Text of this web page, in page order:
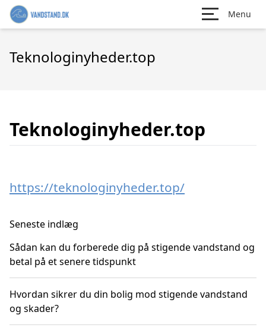
Menu
Teknologinyheder.top
Teknologinyheder.top
https://teknologinyheder.top/
Seneste indlæg
Sådan kan du forberede dig på stigende vandstand og
betal på et senere tidspunkt
Hvordan sikrer du din bolig mod stigende vandstand
og skader?